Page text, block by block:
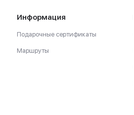
Информация
Подарочные сертификаты
Маршруты